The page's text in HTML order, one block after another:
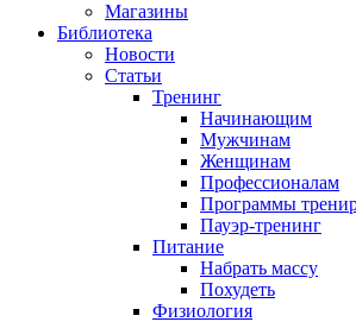
Магазины
Библиотека
Новости
Статьи
Тренинг
Начинающим
Мужчинам
Женщинам
Профессионалам
Программы
Пауэр-тренинг
Питание
Набрать массу
Похудеть
Физиология